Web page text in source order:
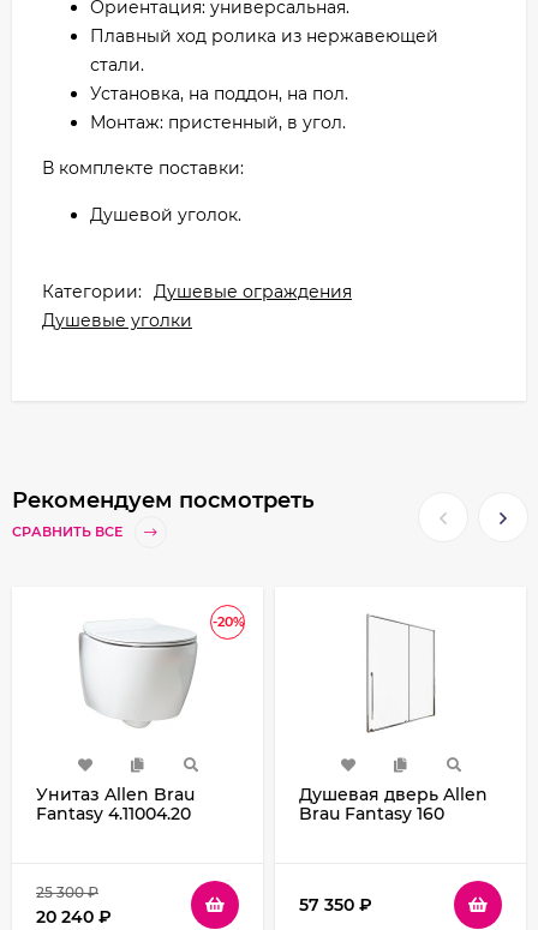
Ориентация: универсальная.
Плавный ход ролика из нержавеющей
стали.
Установка, на поддон, на пол.
Монтаж: пристенный, в угол.
В комплекте поставки:
Душевой уголок.
Категории: Душевые ограждения
Душевые уголки
Рекомендуем посмотреть
СРАВНИТЬ ВСЕ
-20%
Унитаз Allen Brau
Fantasy 4.11004.20
25 300₽
20 240 ₽
Душевая дверь Allen
Brau Fantasy 160
57 350 ₽